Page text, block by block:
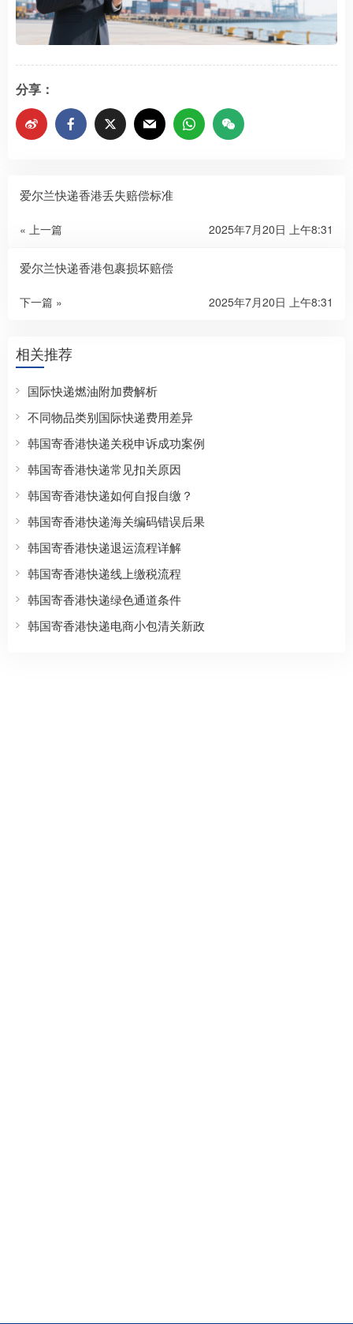
分享：
爱尔兰快递香港丢失赔偿标准
« 上一篇 2025年7月20日 上午8:31
爱尔兰快递香港包裹损坏赔偿
下一篇 » 2025年7月20日 上午8:31
相关推荐
国际快递燃油附加费解析
不同物品类别国际快递费用差异
韩国寄香港快递关税申诉成功案例
韩国寄香港快递常见扣关原因
韩国寄香港快递如何自报自缴？
韩国寄香港快递海关编码错误后果
韩国寄香港快递退运流程详解
韩国寄香港快递线上缴税流程
韩国寄香港快递绿色通道条件
韩国寄香港快递电商小包清关新政